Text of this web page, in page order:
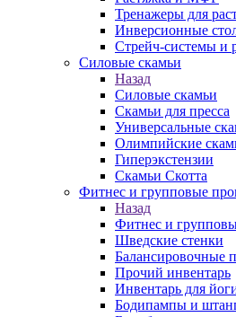
Тренажеры для
Инверсионные
Стрейч-системы и
Силовые скамьи
Назад
Силовые скамьи
Скамьи для пресса
Универсальные
Олимпийские
Гиперэкстензии
Скамьи Скотта
Фитнес и групповые
Назад
Фитнес и
Шведские стенки
Балансировочные
Прочий инвентарь
Инвентарь для
Бодипампы и